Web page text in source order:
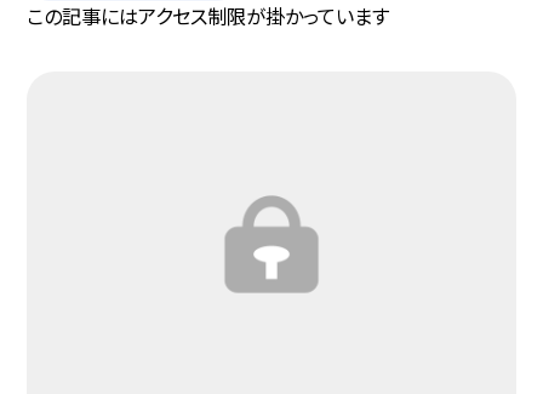
この記事にはアクセス制限が掛かっています